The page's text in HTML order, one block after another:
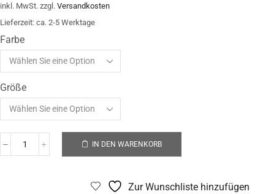
inkl. MwSt. zzgl. Versandkosten
Lieferzeit: ca. 2-5 Werktage
Farbe
Größe
IN DEN WARENKORB
Zur Wunschliste hinzufügen